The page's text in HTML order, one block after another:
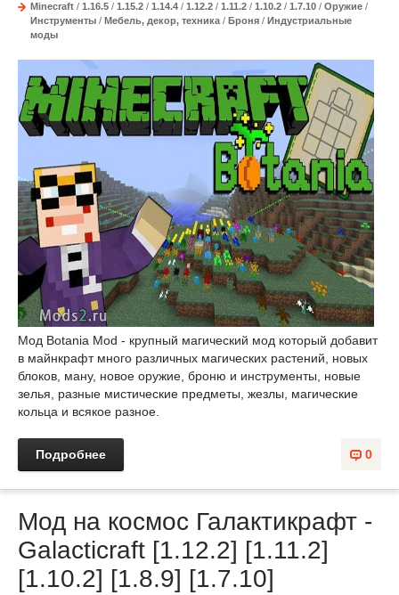
Minecraft / 1.16.5 / 1.15.2 / 1.14.4 / 1.12.2 / 1.11.2 / 1.10.2 / 1.7.10 / Оружие /
Инструменты / Мебель, декор, техника / Броня / Индустриальные
моды
Мод Botania Mod - крупный магический мод который добавит
в майнкрафт много различных магических растений, новых
блоков, ману, новое оружие, броню и инструменты, новые
зелья, разные мистические предметы, жезлы, магические
кольца и всякое разное.
0
Подробнее
Мод на космос Галактикрафт -
Galacticraft [1.12.2] [1.11.2]
[1.10.2] [1.8.9] [1.7.10]